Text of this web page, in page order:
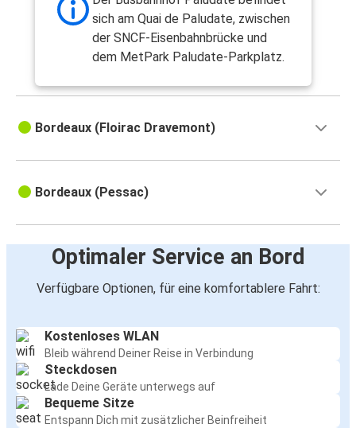
sich am Quai de Paludate, zwischen
der SNCF-Eisenbahnbrücke und
dem MetPark Paludate-Parkplatz.
Bordeaux (Floirac Dravemont)
Bordeaux (Pessac)
Optimaler Service an Bord
Verfügbare Optionen, für eine komfortablere Fahrt:
Kostenloses WLAN
Bleib während Deiner Reise in Verbindung
Steckdosen
Lade Deine Geräte unterwegs auf
Bequeme Sitze
Entspann Dich mit zusätzlicher Beinfreiheit